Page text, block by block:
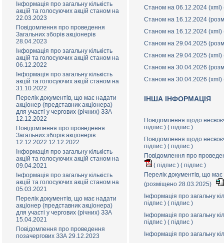
Інформація про загальну кількість
акцій та голосуючих акцій станом на
22.03.2023
Повідомлення про проведення
Загальних зборів акціонерів
28.04.2023
Інформація про загальну кількість
акцій та голосуючих акцій станом на
06.12.2022
Інформація про загальну кількість
акцій та голосуючих акцій станом на
31.10.2022
Перелік документів, що має надати
акціонер (представник акціонера)
для участі у чергових (річних) ЗЗА
12.12.2022
Повідомлення про проведення
Загальних зборів акціонерів
12.12.2022 12.12.2022
Інформація про загальну кількість
акцій та голосуючих акцій станом на
09.04.2021
Інформація про загальну кількість
акцій та голосуючих акцій станом на
05.03.2021
Перелік документів, що має надати
акціонер (представник акціонера)
для участі у чергових (річних) ЗЗА
15.04.2021
Повідомлення про проведення
позачергових ЗЗА 29.12.2023
Станом на 06.12.2024
Станом на 16.12.2024
Станом на 16.12.2024
Станом на 29.04.2025
Станом на 29.04.2025
Станом на 30.04.2026
Станом на 30.04.2026
ІНША ІНФОРМАЦІЯ
Повідомлення щодо
підпис ) ( підпис )
Повідомлення щодо
підпис ) ( підпис )
Повідомлення про
( підпис ) ( підпис )
Перелік документів, що
(розміщено 28.03.2025)
Інформація про загальну
підпис ) ( підпис )
Інформація про загальну
підпис ) ( підпис )
Інформація про загальну